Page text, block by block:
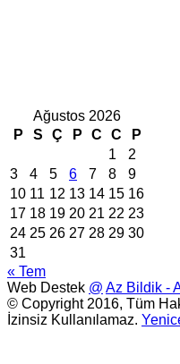
Ağustos 2026
P
S Ç P C C
P
1
2
3
4 5 6 7 8
9
10 11 12 13 14 15 16
17 18 19 20 21 22 23
24 25 26 27 28 29 30
31
« Tem
Web Destek @ Az Bildik -
© Copyright 2016, Tüm
İzinsiz Kullanılamaz.